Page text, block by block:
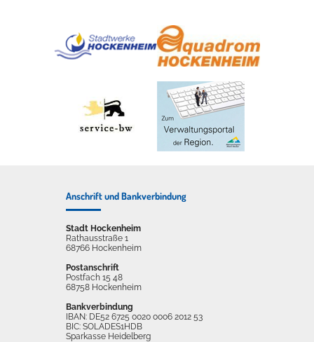
Anschrift und Bankverbindung
Stadt Hockenheim
Rathausstraße 1
68766 Hockenheim
Postanschrift
Postfach 15 48
68758 Hockenheim
Bankverbindung
IBAN: DE52 6725 0020 0006 2012 53
BIC: SOLADES1HDB
Sparkasse Heidelberg